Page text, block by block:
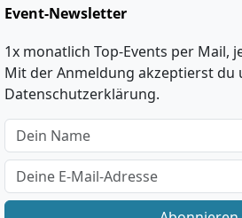
Event-Newsletter
1x monatlich Top-Events per Mail,
Mit der Anmeldung akzeptierst du
Datenschutzerklärung.